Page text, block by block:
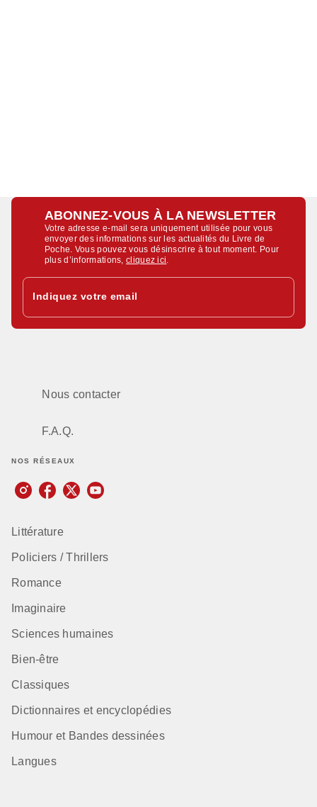
ABONNEZ-VOUS À LA NEWSLETTER
Votre adresse e-mail sera uniquement utilisée pour vous
envoyer des informations sur les actualités du Livre de
Poche. Vous pouvez vous désinscrire à tout moment. Pour
plus d’informations,cliquez ici
Indiquez votre email
Nous contacter
F.A.Q.
NOS RÉSEAUX
Littérature
Policiers / Thrillers
Romance
Imaginaire
Sciences humaines
Bien-être
Classiques
Dictionnaires et encyclopédies
Humour et Bandes dessinées
Langues